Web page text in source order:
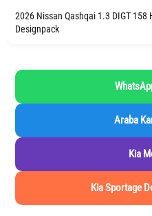
2026 Nissan Qashqai 1.3 DIGT 158
Designpack
Araba
Kia
Kia Sportage